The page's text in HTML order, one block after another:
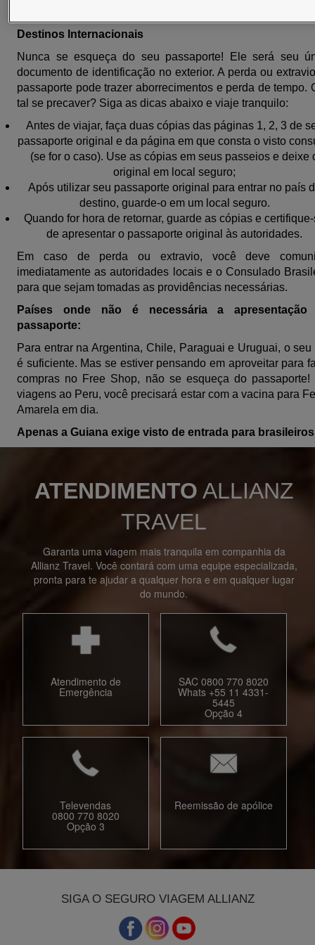
Destinos Internacionais
Nunca se esqueça do seu passaporte! Ele será seu
documento de identificação no exterior. A perda ou
passaporte pode trazer aborrecimentos e perda de tempo.
tal se precaver? Siga as dicas abaixo e viaje tranquilo:
Antes de viajar, faça duas cópias das páginas 1, 2, 3 de
passaporte original e da página em que consta o visto
(se for o caso). Use as cópias em seus passeios e deixe
original em local seguro;
Após utilizar seu passaporte original para entrar no país
destino, guarde-o em um local seguro.
Quando for hora de retornar, guarde as cópias e
de apresentar o passaporte original às autoridades.
Em caso de perda ou extravio, você deve
imediatamente as autoridades locais e o Consulado
para que sejam tomadas as providências necessárias.
Países onde não é necessária a apresentação
passaporte:
Para entrar na Argentina, Chile, Paraguai e Uruguai, o seu
é suficiente. Mas se estiver pensando em aproveitar para
compras no Free Shop, não se esqueça do passaporte!
viagens ao Peru, você precisará estar com a vacina para
Amarela em dia.
Apenas a Guiana exige visto de entrada para
ATENDIMENTO ALLIANZ
TRAVEL
Garanta uma viagem mais tranquila em companhia da
Allianz Travel. Você contará com uma equipe especializada,
pronta para te ajudar a qualquer hora e em qualquer lugar
do mundo.
Atendimento de
Emergência
SAC 0800 770 8020
Whats +55 11 4331-
5445
Opção 4
Televendas
0800 770 8020
Opção 3
Reemissão de apólice
SIGA O SEGURO VIAGEM ALLIANZ